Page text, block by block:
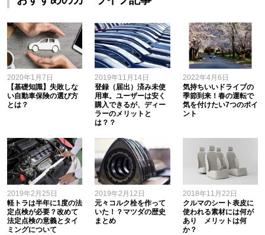
2020年1月7日
【基礎知識】失敗しな
い自動車保険の選び方
とは？
2019年11月14日
登録（届出）済み未使
用車。ユーザーは安く
購入できるが、ディー
ラーのメリットと
は？？
2022年4月6日
気持ちいいドライブの
季節到来！春の運転で
気を付けたい7つのポイ
ント
2019年2月25日
軽トラは半年に1度の法
定点検が必要？改めて
法定点検の意義とタイ
ミングについて
2019年2月12日
元々コルク栓を作って
いた！？マツダの歴史
まとめ
2018年11月22日
クルマのシート表皮に
使われる素材には何が
あり メリットは何
か？